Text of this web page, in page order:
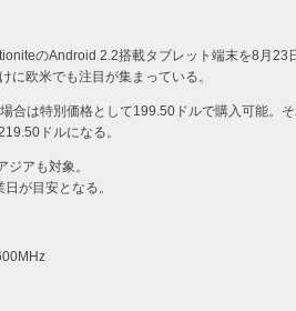
のAndroid 2.2搭載タブレット端末を8月23
欧米でも注目が集まっている。
合は特別価格として199.50ドルで購入可能。
ドルになる。
アも対象。
が目安となる。